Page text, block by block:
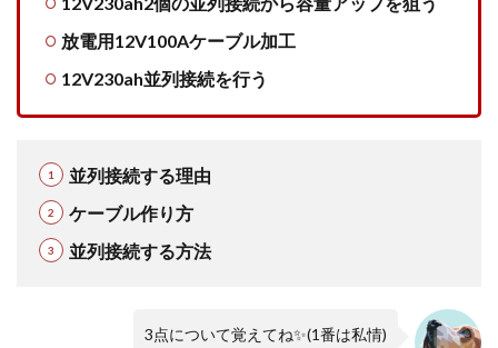
12V230ah
を行う
2
鉄リチ
ウムイ
オンバ
ッテリ
ー最上
放電用12V100Aケーブル加工
12V230ah並列接続を行う
並列接続する理由
ケーブル作り方
並列接続する方法
3点について覚えてね✨(1番は私情)